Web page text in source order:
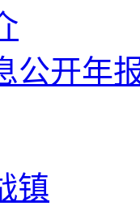
公开年
镇